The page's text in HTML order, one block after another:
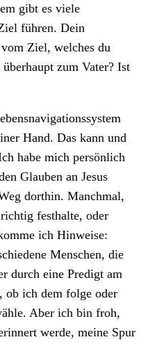
gibt es viele
führen. Dein
Ziel, welches du
zum Vater? Ist
Hand. Das kann und
habe mich persönlich
Glauben an Jesus
dorthin. Manchmal,
festhalte, oder
ich Hinweise:
Menschen, die
durch eine Predigt am
ob ich dem folge oder
Aber ich bin froh,
werde, meine Spur